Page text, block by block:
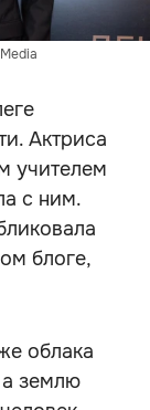
Актриса
учителем
с ним.
блоге,
облака
землю